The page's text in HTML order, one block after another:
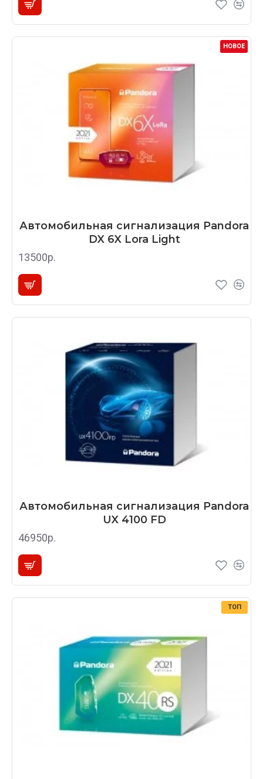
НОВОЕ
Автомобильная сигнализация Pandora
DX 6X Lora Light
13500р.
Автомобильная сигнализация Pandora
UX 4100 FD
46950р.
ТОП